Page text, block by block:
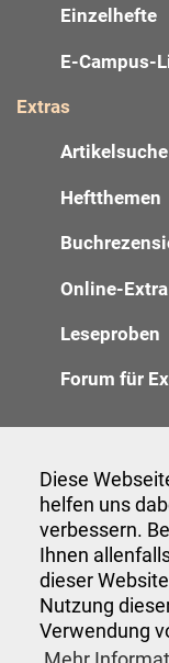
Diese
helfen uns
verbessern.
Ihnen
dieser
Nutzung
Verwendung
Einzelhefte
E-Campus-
Extras
Artikelsuche
Heftthemen
Online-Extra
Leseproben
Forum für
Verwaltung
Veranstaltungen